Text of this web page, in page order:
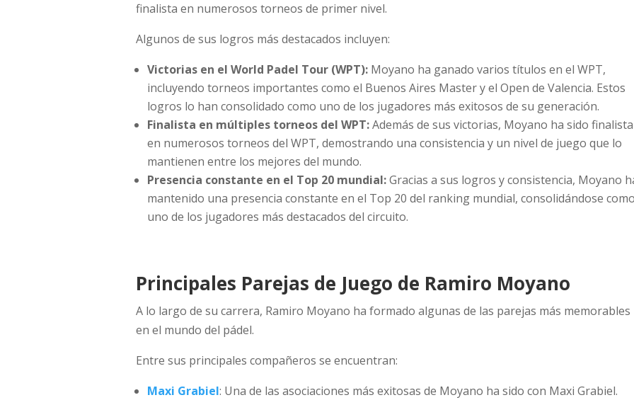
finalista en numerosos torneos de primer nivel.
Algunos de sus logros más destacados incluyen:
Victorias en el World Padel Tour (WPT): Moyano ha ganado varios títulos en el WPT,
incluyendo torneos importantes como el Buenos Aires Master y el Open de Valencia. Estos
logros lo han consolidado como uno de los jugadores más exitosos de su generación.
Finalista en múltiples torneos del WPT:Además de sus victorias, Moyano ha sido finalista
en numerosos torneos del WPT, demostrando una consistencia y un nivel de juego que lo
mantienen entre los mejores del mundo.
Presencia constante en el Top 20 mundial:Gracias a sus logros y consistencia, Moyano
mantenido una presencia constante en el Top 20 del ranking mundial, consolidándose
uno de los jugadores más destacados del circuito.
Principales Parejas de Juego de Ramiro Moyano
A lo largo de su carrera, Ramiro Moyano ha formado algunas de las parejas más memorables
en el mundo del pádel.
Entre sus principales compañeros se encuentran:
Maxi Grabiel: Una de las asociaciones más exitosas de Moyano ha sido con Maxi Grabiel.